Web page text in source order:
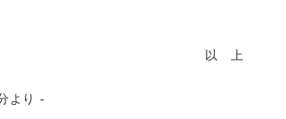
以 上
より ‐